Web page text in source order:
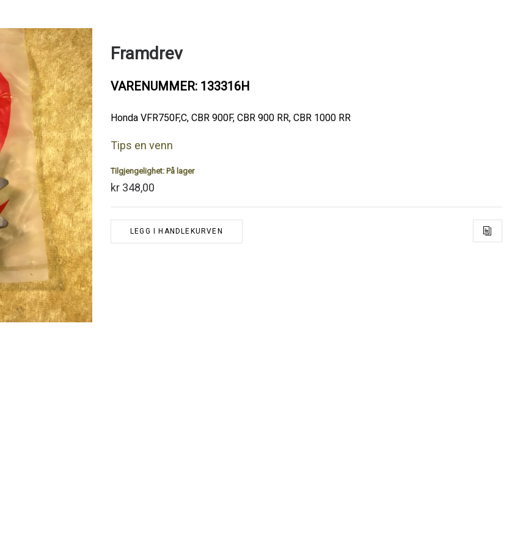
Framdrev
VARENUMMER: 133316H
Honda VFR750F,C, CBR 900F, CBR 900 RR, CBR 1000 RR
Tips en venn
Tilgjengelighet: På lager
kr 348,00
LEGG I HANDLEKURVEN